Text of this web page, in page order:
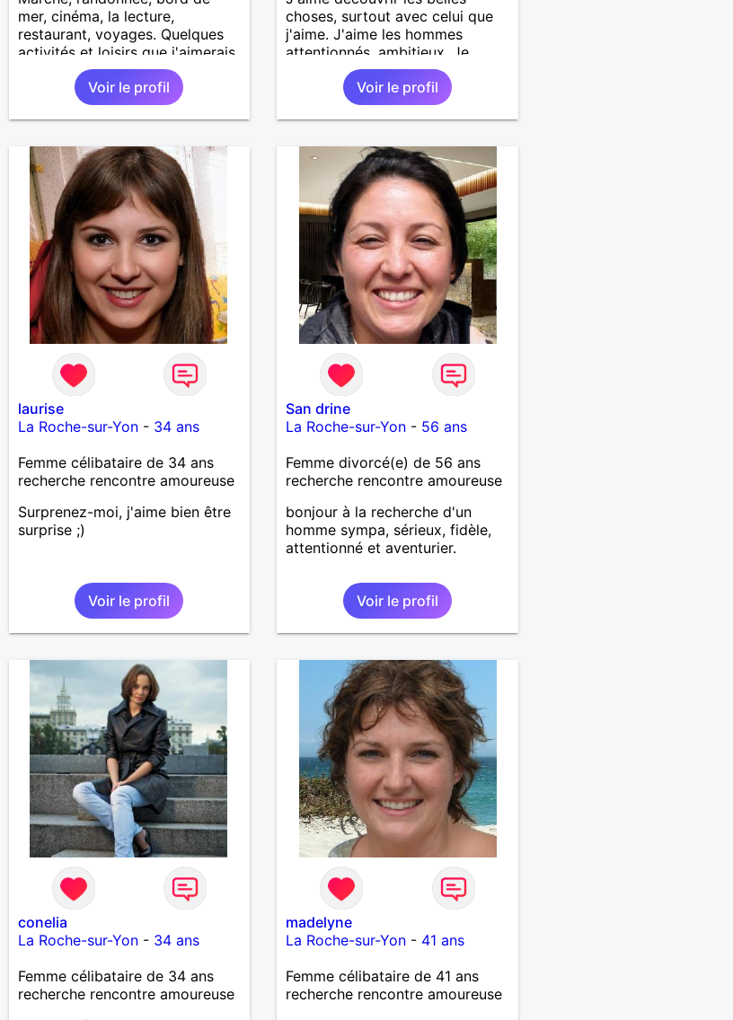
mer, cinéma, la lecture,
restaurant, voyages. Quelques
activités et loisirs que j'aimerais
partager ainsi que les vôtres.
Recevoir mes enfants, mes
petits-enfants et mes amis.
Bénévolat auprès des enfants à
indépendant... Se rencontrer,
être à l’écoute, échanger avec
une personne de confiance,
pour une vie de partage, de
tendresse. Les voyages et où
randonnées en France ou à
l'étranger à deux en dehors des
sentiers battus me raviraient. Je
m'engage à répondre à votre
message. Au plaisir de vous lire.
Voir le profil
choses, surtout avec celui que
j'aime. J'aime les hommes
attentionnés, ambitieux. Je
recherche quelqu'un avec qui je
pourrais tout partager car j'ai
plein d'amour à donner.
Voir le profil
laurise
La Roche-sur-Yon- 34 ans
Femme célibataire de 34 ans
recherche rencontre amoureuse
Surprenez-moi, j'aime bien être
surprise ;)
Voir le profil
San drine
La Roche-sur-Yon - 56 ans
Femme divorcé(e) de 56 ans
recherche rencontre amoureuse
bonjour à la recherche d'un
homme sympa, sérieux, fidèle,
attentionné et aventurier.
Voir le profil
conelia
La Roche-sur-Yon- 34 ans
Femme célibataire de 34 ans
recherche rencontre amoureuse
madelyne
La Roche-sur-Yon - 41 ans
Femme célibataire de 41 ans
recherche rencontre amoureuse